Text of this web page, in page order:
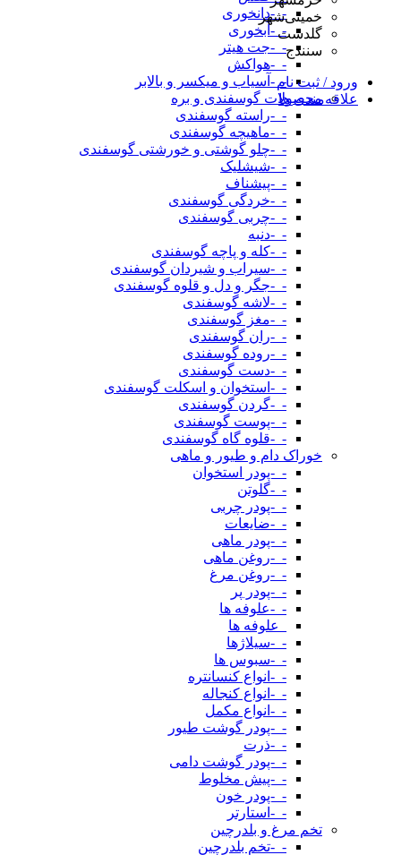
-_-دانخوری
-_-آبخوری
-_-جت هیتر
-_-هواکش
-_-آسیاب و میکسر و بالابر
محصولات گوسفندی و بره
-_-راسته گوسفندی
-_-ماهیچه گوسفندی
-_-چلو گوشتی و خورشتی گوسفندی
-_-شیشلیک
-_-پیشناف
-_-خردگی گوسفندی
-_-چربی گوسفندی
-_-دنبه
-_-کله و پاچه گوسفندی
-_-سیراب و شیردان گوسفندی
-_-جگر و دل و قلوه گوسفندی
-_-لاشه گوسفندی
-_-مغز گوسفندی
-_-ران گوسفندی
-_-روده گوسفندی
-_-دست گوسفندی
-_-استخوان و اسکلت گوسفندی
-_-گردن گوسفندی
-_-پوست گوسفندی
-_-قلوه گاه گوسفندی
خوراک دام و طیور و ماهی
-_-پودر استخوان
-_-گلوتن
-_-پودر چربی
-_-ضایعات
-_-پودر ماهی
-_-روغن ماهی
-_-روغن مرغ
-_-پودر پر
-_-علوفه ها
_علوفه ها
-_-سیلاژها
-_-سبوس ها
-_-انواع کنسانتره
-_-انواع کنجاله
-_-انواع مکمل
-_-پودر گوشت طیور
-_-ذرت
-_-پودر گوشت دامی
-_-پیش مخلوط
-_-پودر خون
-_-استارتر
تخم مرغ و بلدرچین
-_-تخم بلدرچین
خمینی‌شهر
گلدشت
سنندج
ورود / ثبت نام
علاقه‌مندی ها